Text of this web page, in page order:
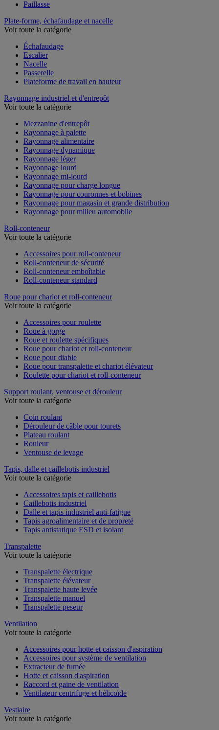
Paillasse
Plate-forme, échafaudage et nacelle
Voir toute la catégorie
Échafaudage
Escalier
Nacelle
Passerelle
Plateforme de travail en hauteur
Rayonnage industriel et d'entrepôt
Voir toute la catégorie
Mezzanine d'entrepôt
Rayonnage à palette
Rayonnage alimentaire
Rayonnage dynamique
Rayonnage léger
Rayonnage lourd
Rayonnage mi-lourd
Rayonnage pour charge longue
Rayonnage pour couronnes et bobines
Rayonnage pour magasin et grande distribution
Rayonnage pour milieu automobile
Roll-conteneur
Voir toute la catégorie
Accessoires pour roll-conteneur
Roll-conteneur de sécurité
Roll-conteneur emboîtable
Roll-conteneur standard
Roue pour chariot et roll-conteneur
Voir toute la catégorie
Accessoires pour roulette
Roue à gorge
Roue et roulette spécifiques
Roue pour chariot et roll-conteneur
Roue pour diable
Roue pour transpalette et chariot élévateur
Roulette pour chariot et roll-conteneur
Support roulant, ventouse et dérouleur
Voir toute la catégorie
Coin roulant
Dérouleur de câble pour tourets
Plateau roulant
Rouleur
Ventouse de levage
Tapis, dalle et caillebotis industriel
Voir toute la catégorie
Accessoires tapis et caillebotis
Caillebotis industriel
Dalle et tapis industriel anti-fatigue
Tapis agroalimentaire et de propreté
Tapis antistatique ESD et isolant
Transpalette
Voir toute la catégorie
Transpalette électrique
Transpalette élévateur
Transpalette haute levée
Transpalette manuel
Transpalette peseur
Ventilation
Voir toute la catégorie
Accessoires pour hotte et caisson d'aspiration
Accessoires pour système de ventilation
Extracteur de fumée
Hotte et caisson d'aspiration
Raccord et gaine de ventilation
Ventilateur centrifuge et hélicoïde
Vestiaire
Voir toute la catégorie